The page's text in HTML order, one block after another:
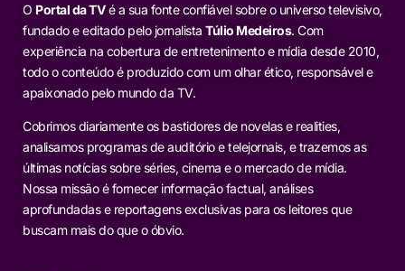
O Portal da TVé a sua fonte confiável sobre o universo televisivo,
fundado e editado pelo jornalista Túlio Medeiros. Com
experiência na cobertura de entretenimento e mídia desde 2010,
todo o conteúdo é produzido com um olhar ético, responsável e
apaixonado pelo mundo da TV.
Cobrimos diariamente os bastidores de novelas e realities,
analisamos programas de auditório e telejornais, e trazemos as
últimas notícias sobre séries, cinema e o mercado de mídia.
Nossa missão é fornecer informação factual, análises
aprofundadas e reportagens exclusivas para os leitores que
buscam mais do que o óbvio.